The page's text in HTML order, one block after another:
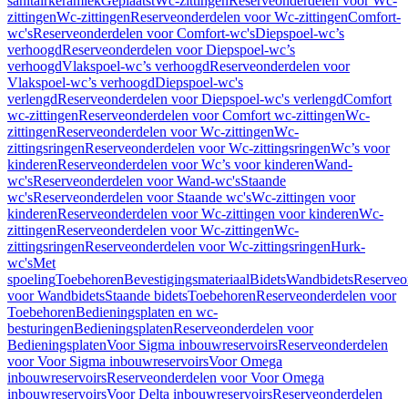
zittingenWc-zittingenReserveonderdelen voor Wc-zittingenComfort-
wc'sReserveonderdelen voor Comfort-wc'sDiepspoel-wc’s
verhoogdReserveonderdelen voor Diepspoel-wc’s
verhoogdVlakspoel-wc’s verhoogdReserveonderdelen voor
Vlakspoel-wc’s verhoogdDiepspoel-wc's
verlengdReserveonderdelen voor Diepspoel-wc's verlengdComfort
wc-zittingenReserveonderdelen voor Comfort wc-zittingenWc-
zittingenReserveonderdelen voor Wc-zittingenWc-
zittingsringenReserveonderdelen voor Wc-zittingsringenWc’s voor
kinderenReserveonderdelen voor Wc’s voor kinderenWand-
wc'sReserveonderdelen voor Wand-wc'sStaande
wc'sReserveonderdelen voor Staande wc'sWc-zittingen voor
kinderenReserveonderdelen voor Wc-zittingen voor kinderenWc-
zittingenReserveonderdelen voor Wc-zittingenWc-
zittingsringenReserveonderdelen voor Wc-zittingsringenHurk-
wc'sMet
spoelingToebehorenBevestigingsmateriaalBidetsWandbidets
voor WandbidetsStaande bidetsToebehorenReserveonderdelen voor
ToebehorenBedieningsplaten en wc-
besturingenBedieningsplatenReserveonderdelen voor
BedieningsplatenVoor Sigma inbouwreservoirsReserveonderdelen
voor Voor Sigma inbouwreservoirsVoor Omega
inbouwreservoirsReserveonderdelen voor Voor Omega
inbouwreservoirsVoor Delta inbouwreservoirsReserveonderdelen